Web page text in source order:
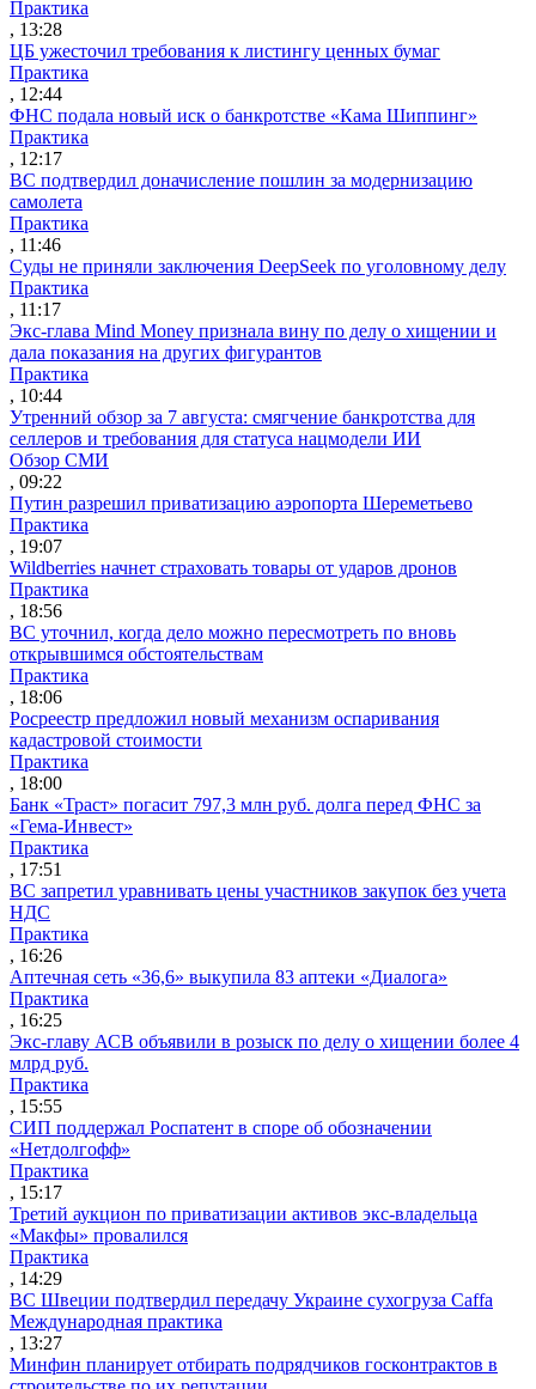
Практика
, 13:28
ЦБ ужесточил требования к листингу ценных бумаг
Практика
, 12:44
ФНС подала новый иск о банкротстве «Кама Шиппинг»
Практика
, 12:17
ВС подтвердил доначисление пошлин за модернизацию
самолета
Практика
, 11:46
Суды не приняли заключения DeepSeek по уголовному делу
Практика
, 11:17
Экс-глава Mind Money признала вину по делу о хищении и
дала показания на других фигурантов
Практика
, 10:44
Утренний обзор за 7 августа: смягчение банкротства для
селлеров и требования для статуса нацмодели ИИ
Обзор СМИ
, 09:22
Путин разрешил приватизацию аэропорта Шереметьево
Практика
, 19:07
Wildberries начнет страховать товары от ударов дронов
Практика
, 18:56
ВС уточнил, когда дело можно пересмотреть по вновь
открывшимся обстоятельствам
Практика
, 18:06
Росреестр предложил новый механизм оспаривания
кадастровой стоимости
Практика
, 18:00
Банк «Траст» погасит 797,3 млн руб. долга перед ФНС за
«Гема-Инвест»
Практика
, 17:51
ВС запретил уравнивать цены участников закупок без учета
НДС
Практика
, 16:26
Аптечная сеть «36,6» выкупила 83 аптеки «Диалога»
Практика
, 16:25
Экс-главу АСВ объявили в розыск по делу о хищении более 4
млрд руб.
Практика
, 15:55
СИП поддержал Роспатент в споре об обозначении
«Нетдолгофф»
Практика
, 15:17
Третий аукцион по приватизации активов экс-владельца
«Макфы» провалился
Практика
, 14:29
ВС Швеции подтвердил передачу Украине сухогруза Caffa
Международная практика
, 13:27
Минфин планирует отбирать подрядчиков госконтрактов в